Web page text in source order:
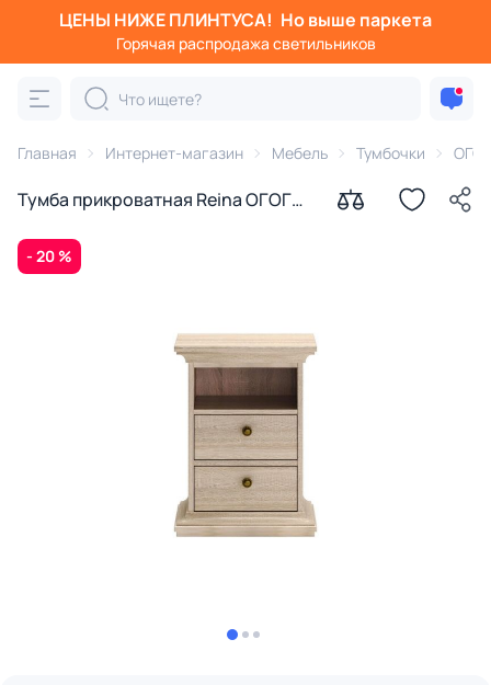
ЦЕНЫ НИЖЕ ПЛИНТУСА! Но выше паркета
Горячая распродажа светильников
Главная Интернет-магазин Мебель Тумбочки
Тумба прикроватная Reina ОГОГО
2088325
- 20 %